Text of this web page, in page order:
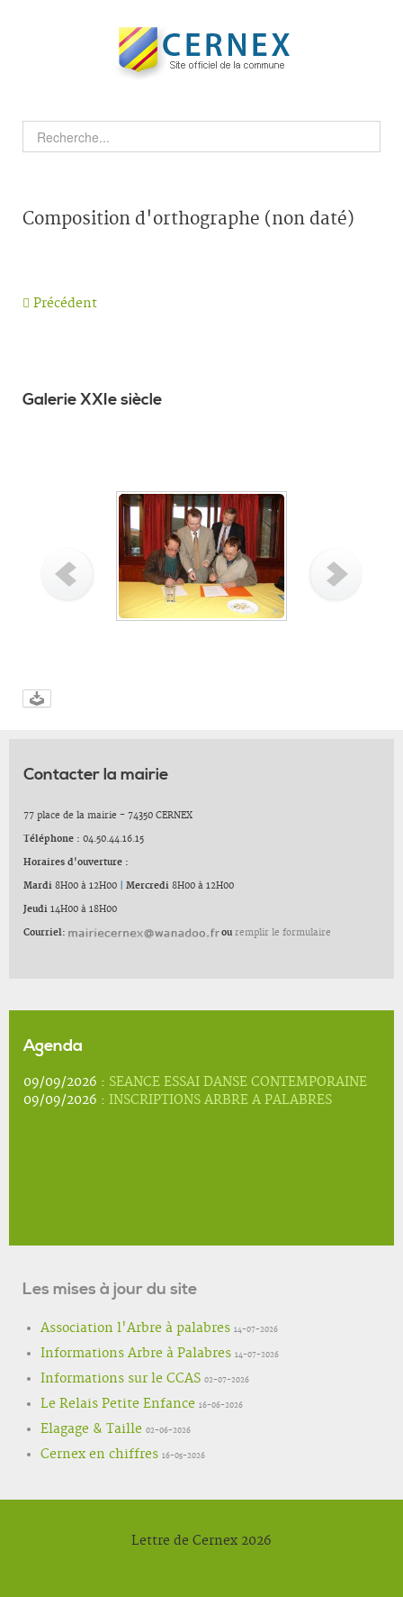
Composition d'orthographe (non daté)
Précédent
Galerie XXIe siècle
Contacter la mairie
77 place de la mairie - 74350 CERNEX
Téléphone : 04.50.44.16.15
Horaires d'ouverture :
Mardi 8H00 à 12H00 Mercredi 8H00 à 12H00
Jeudi 14H00 à 18H00
Courriel: ou remplir le formulaire
Agenda
09/09/2026 : SEANCE ESSAI DANSE CONTEMPORAINE
09/09/2026 : INSCRIPTIONS ARBRE A PALABRES
Les mises à jour du site
Association l'Arbre à palabres 14-07-2026
Informations Arbre à Palabres 14-07-2026
Informations sur le CCAS 02-07-2026
Le Relais Petite Enfance 16-06-2026
Elagage & Taille 02-06-2026
Cernex en chiffres 16-05-2026
Lettre de Cernex 2026